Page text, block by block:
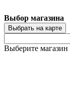
Выбор магазина
Выбрать на карте
Выберите магазин